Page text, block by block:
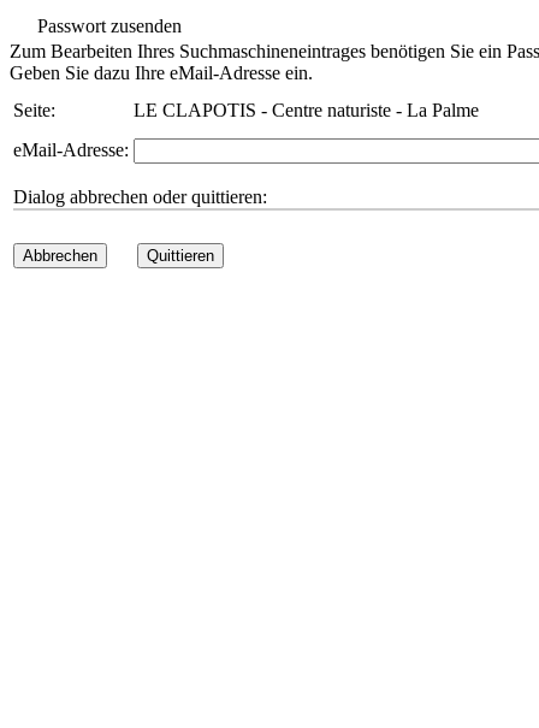
Passwort zusenden
Zum Bearbeiten Ihres Suchmaschineneintrages benötigen Sie ein
Geben Sie dazu Ihre eMail-Adresse ein.
Seite:
LE CLAPOTIS - Centre naturiste - La Palme
eMail-Adresse:
Dialog abbrechen oder quittieren:
Abbrechen Quittieren